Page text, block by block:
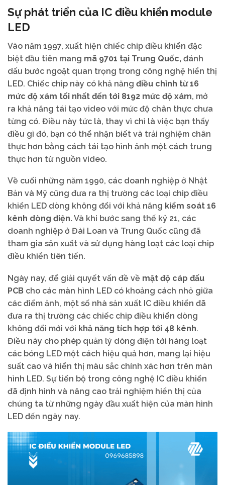
Sự phát triển của IC điều khiển module
LED
Vào năm 1997, xuất hiện chiếc chip điều khiển đặc
biệt đầu tiên mang mã 9701 tại Trung Quốc, đánh
dấu bước ngoặt quan trọng trong công nghệ hiển thị
LED. Chiếc chip này có khả năng điều chỉnh từ 16
mức độ xám tối nhất đến tới 8192 mức độ xám, mở
ra khả năng tái tạo video với mức độ chân thực chưa
từng có. Điều này tức là, thay vì chỉ là việc bạn thấy
điều gì đó, bạn có thể nhận biết và trải nghiệm chân
thực hơn bằng cách tái tạo hình ảnh một cách trung
thực hơn từ nguồn video.
Về cuối những năm 1990, các doanh nghiệp ở Nhật
Bản và Mỹ cũng đưa ra thị trường các loại chip điều
khiển LED dòng không đổi với khả năng kiểm soát 16
kênh dòng điện.Và khi bước sang thế kỷ 21, các
doanh nghiệp ở Đài Loan và Trung Quốc cũng đã
tham gia sản xuất và sử dụng hàng loạt các loại chip
điều khiển tiên tiến.
Ngày nay, để giải quyết vấn đề về mật độ cáp đấu
PCB cho các màn hình LED có khoảng cách nhỏ giữa
các điểm ảnh, một số nhà sản xuất IC điều khiển đã
đưa ra thị trường các chiếc chip điều khiển dòng
không đổi mới với khả năng tích hợp tới 48 kênh.
Điều này cho phép quản lý dòng điện tới hàng loạt
các bóng LED một cách hiệu quả hơn, mang lại hiệu
suất cao và hiển thị màu sắc chính xác hơn trên màn
hình LED. Sự tiến bộ trong công nghệ IC điều khiển
đã định hình và nâng cao trải nghiệm hiển thị của
chúng ta từ những ngày đầu xuất hiện của màn hình
LED đến ngày nay.